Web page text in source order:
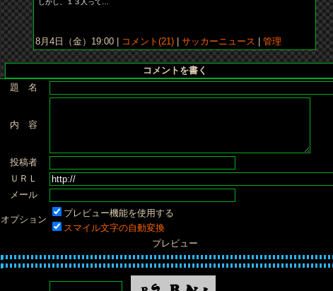
しかし、１３人って…
8月4日（金）19:00 | コメント(21) サッカーニュース 管理
コメントを書く
題 名
内 容
投稿者
ＵＲＬ
メール
オプション
プレビュー機能を使用する
スマイル文字の自動変換
プレビュー